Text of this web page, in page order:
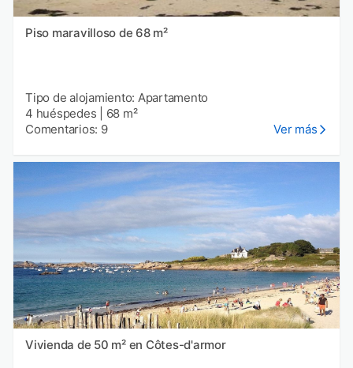
Piso maravilloso de 68 m²
Tipo de alojamiento: Apartamento
4 huéspedes
68 m²
Comentarios: 9
Ver más
Vivienda de 50 m² en Côtes-d'armor